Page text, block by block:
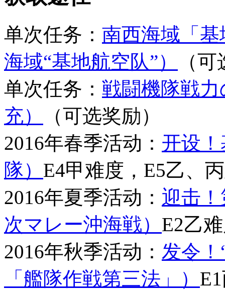
单次任务： 南西海域「
海域“基地航空队”）
（
单次任务： 戦闘機隊戦
充）
（可选奖励）
2016年春季活动： 开设
隊） E4甲难度，E5乙、
2016年夏季活动： 迎击
次マレー沖海戦） E2乙
2016年秋季活动： 发令！
「艦隊作戦第三法」）